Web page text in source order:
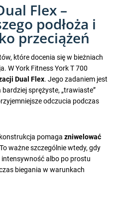
Flex –
podłoża i
przeciążeń
które docenia się w bieżniach
W York Fitness York T 700
Dual Flex. Jego zadaniem jest
sprężyste, „trawiaste”
odczucia podczas
pomagazniwelować
ważne szczególnie wtedy, gdy
albo po prostu
biegania w warunkach